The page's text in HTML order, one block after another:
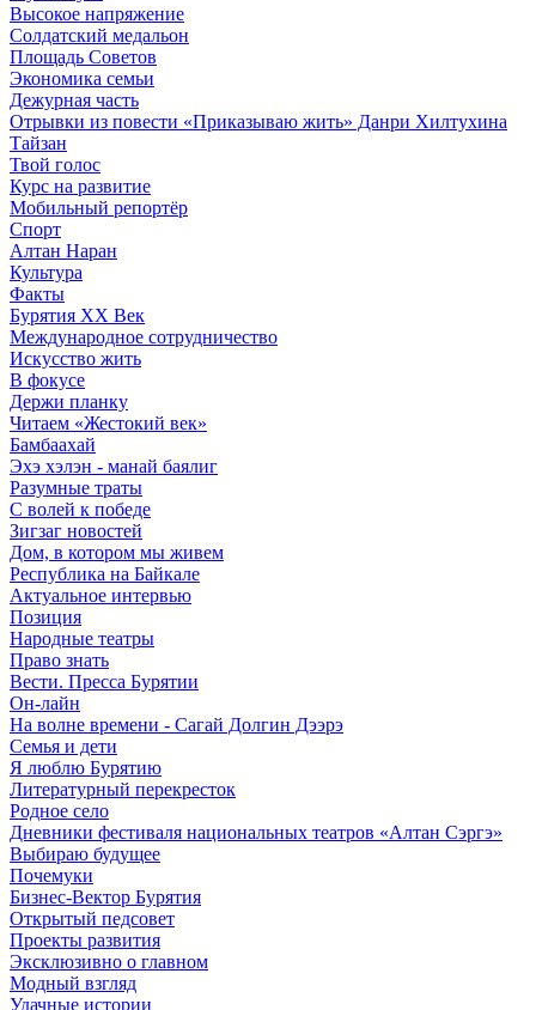
Высокое напряжение
Солдатский медальон
Площадь Советов
Экономика семьи
Дежурная часть
Отрывки из повести «Приказываю жить» Данри Хилтухина
Тайзан
Твой голос
Курс на развитие
Мобильный репортёр
Спорт
Алтан Наран
Культура
Факты
Бурятия XX Век
Международное сотрудничество
Искусство жить
В фокусе
Держи планку
Читаем «Жестокий век»
Бамбаахай
Эхэ хэлэн - манай баялиг
Разумные траты
С волей к победе
Зигзаг новостей
Дом, в котором мы живем
Республика на Байкале
Актуальное интервью
Позиция
Народные театры
Право знать
Вести. Пресса Бурятии
Он-лайн
На волне времени - Сагай Долгин Дээрэ
Семья и дети
Я люблю Бурятию
Литературный перекресток
Родное село
Дневники фестиваля национальных театров «Алтан Сэргэ»
Выбираю будущее
Почемуки
Бизнес-Вектор Бурятия
Открытый педсовет
Проекты развития
Эксклюзивно о главном
Модный взгляд
Удачные истории